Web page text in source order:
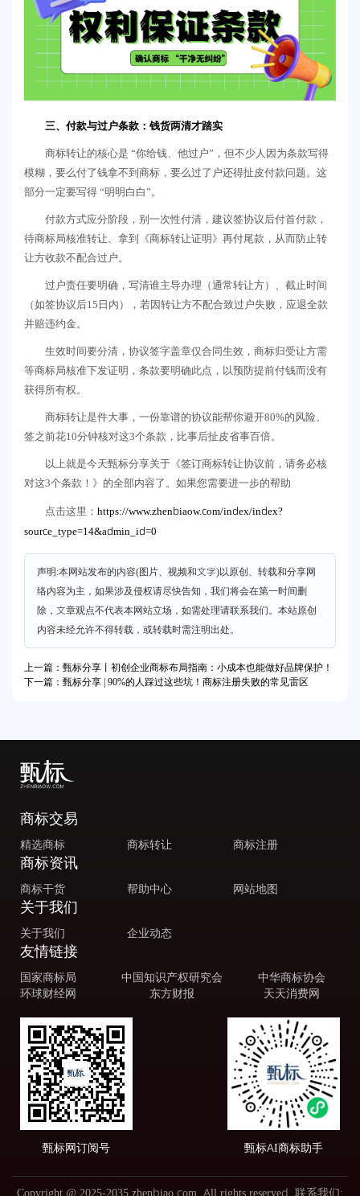
三、付款与过户条款：钱货两清才踏实
商标转让的核心是 “你给钱、他过户”，但不少人因为条款写得
模糊，要么付了钱拿不到商标，要么过了户还得扯皮付款问题。这
部分一定要写得 “明明白白”。
付款方式应分阶段，别一次性付清，建议签协议后付首付款，
待商标局核准转让、拿到《商标转让证明》再付尾款，从而防止转
让方收款不配合过户。
过户责任要明确，写清谁主导办理（通常转让方）、截止时间
（如签协议后15日内），若因转让方不配合致过户失败，应退全款
并赔违约金。
生效时间要分清，协议签字盖章仅合同生效，商标归受让方需
等商标局核准下发证明，条款要明确此点，以预防提前付钱而没有
获得所有权。
商标转让是件大事，一份靠谱的协议能帮你避开80%的风险。
签之前花10分钟核对这3个条款，比事后扯皮省事百倍。
以上就是今天甄标分享关于《签订商标转让协议前，请务必核
对这3个条款！》的全部内容了。如果您需要进一步的帮助
点击这里： https://www.zhenbiaow.com/index/index?
source_type=14&admin_id=0
声明:本网站发布的内容(图片、视频和文字)以原创、转载和分享网
络内容为主，如果涉及侵权请尽快告知，我们将会在第一时间删
除，文章观点不代表本网站立场，如需处理请联系我们。本站原创
内容未经允许不得转载，或转载时需注明出处。
上一篇：甄标分享丨初创企业商标布局指南：小成本也能做好品牌保护！​
下一篇：甄标分享 | 90%的人踩过这些坑！商标注册失败的常见雷区
商标交易
精选商标 商标转让 商标注册
商标资讯
商标干货 帮助中心 网站地图
关于我们
关于我们 企业动态
友情链接
国家商标局 中国知识产权研究会
中华商标协会
环球财经网
东方财报 天天消费网
甄标网订阅号 甄标AI商标助手